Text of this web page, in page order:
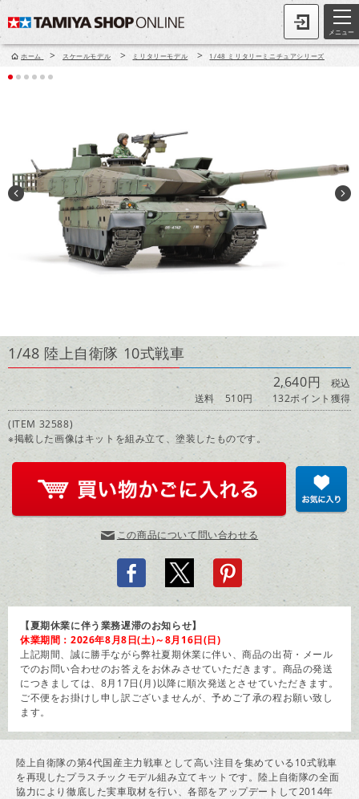
メニュー
ホーム > スケールモデル > ミリタリーモデル > 1/48 ミリタリーミニチュアシリーズ
1/48 陸上自衛隊 10式戦車
2,640円 税込
送料 510円
132ポイント獲得
(ITEM 32588)
※掲載した画像はキットを組み立て、塗装したものです。
この商品について問い合わせる
【夏期休業に伴う業務遅滞のお知らせ】
休業期間：2026年8月8日(土)～8月16日(日)
上記期間、誠に勝手ながら弊社夏期休業に伴い、商品の出荷・メール
でのお問い合わせのお答えをお休みさせていただきます。商品の発送
につきましては、8月17日(月)以降に順次発送とさせていただきます。
ご不便をお掛けし申し訳ございませんが、予めご了承の程お願い致し
ます。
陸上自衛隊の第4代国産主力戦車として高い注目を集めている10式戦車
を再現したプラスチックモデル組み立てキットです。陸上自衛隊の全面
協力により徹底した実車取材を行い、各部をアップデートして2014年